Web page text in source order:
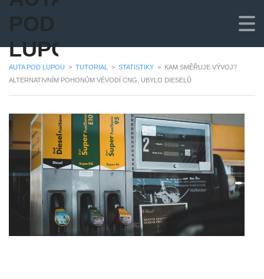
POD
LUPOU
AUTA POD LUPOU > TUTORIAL > STATISTIKY > KAM SMĚŘUJE VÝVOJ?
ALTERNATIVNÍM POHONŮM VÉVODÍ CNG, UBYLO DIESELŮ